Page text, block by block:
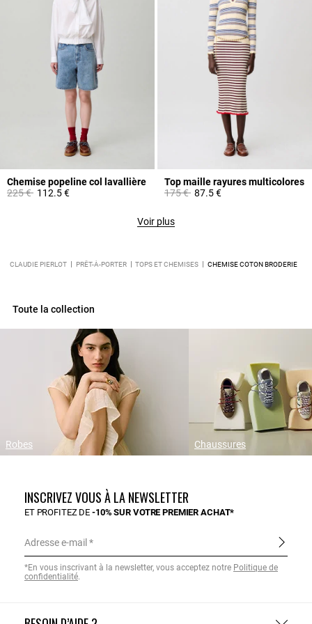
Chemise popeline col lavallière
Prix réduit à partir de
225 €à112.5 €
Top maille rayures multicolores
Prix réduit à partir de
175 €à87.5 €
Voir plus
CLAUDIE PIERLOT PRÊT-À-PORTER TOPS ET CHEMISES CHEMISE COTON BRODERIE
Toute la collection
Robes Chaussures
INSCRIVEZ VOUS À LA NEWSLETTER
ET PROFITEZ DE-10% SUR VOTRE PREMIER ACHAT*
Adresse e-mail
*En vous inscrivant à la newsletter, vous acceptez notre Politique de
confidentialité.